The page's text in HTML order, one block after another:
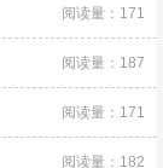
阅读量：171
阅读量：187
阅读量：171
阅读量：182